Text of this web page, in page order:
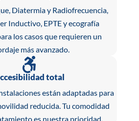
Diatermia y Radiofrecuencia,
Inductivo, EPTE y ecografía
los casos que requieren un
más avanzado.

total
están adaptadas para
reducida. Tu comodidad
es nuestra prioridad.